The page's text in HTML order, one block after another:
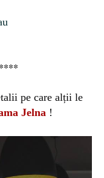
pe care alții le
Jelna!